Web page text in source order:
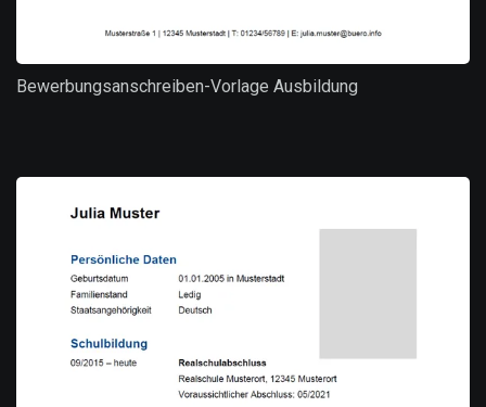
Bewerbungsanschreiben-Vorlage Ausbildung